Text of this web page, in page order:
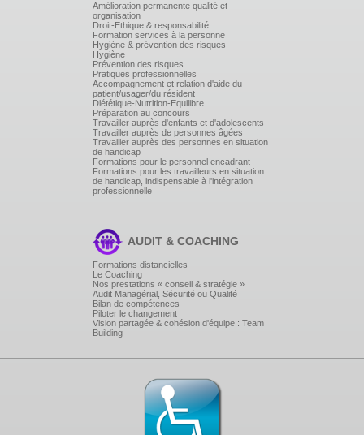
Amélioration permanente qualité et
organisation
Droit-Ethique & responsabilité
Formation services à la personne
Hygiène & prévention des risques
Hygiène
Prévention des risques
Pratiques professionnelles
Accompagnement et relation d'aide du
patient/usager/du résident
Diététique-Nutrition-Equilibre
Préparation au concours
Travailler auprès d'enfants et d'adolescents
Travailler auprès de personnes âgées
Travailler auprès des personnes en situation
de handicap
Formations pour le personnel encadrant
Formations pour les travailleurs en situation
de handicap, indispensable à l'intégration
professionnelle
AUDIT & COACHING
Formations distancielles
Le Coaching
Nos prestations « conseil & stratégie »
Audit Managérial, Sécurité ou Qualité
Bilan de compétences
Piloter le changement
Vision partagée & cohésion d'équipe : Team
Building